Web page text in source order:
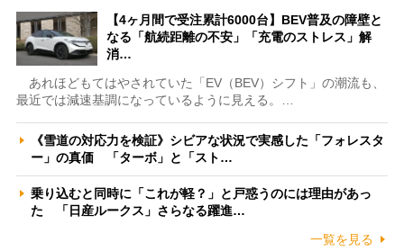
【4ヶ月間で受注累計6000台】BEV普及の障壁と
なる「航続距離の不安」「充電のストレス」解
消…
あれほどもてはやされていた「EV（BEV）シフト」の潮流も、
最近では減速基調になっているように見える。…
《雪道の対応力を検証》シビアな状況で実感した「フォレスタ
ー」の真価 「ターボ」と「スト…
乗り込むと同時に「これが軽？」と戸惑うのには理由があっ
た 「日産ルークス」さらなる躍進…
一覧を見る